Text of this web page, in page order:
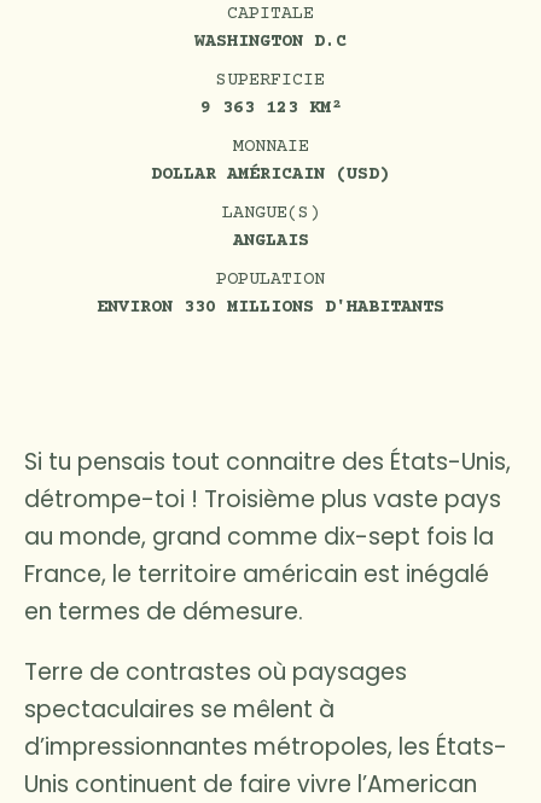
CAPITALE
WASHINGTON D.C
SUPERFICIE
9 363 123 KM²
MONNAIE
DOLLAR AMÉRICAIN (USD)
LANGUE(S)
ANGLAIS
POPULATION
ENVIRON 330 MILLIONS D'HABITANTS
Si tu pensais tout connaitre des États-Unis,
détrompe-toi ! Troisième plus vaste pays
au monde, grand comme dix-sept fois la
France, le territoire américain est inégalé
en termes de démesure.
Terre de contrastes où paysages
spectaculaires se mêlent à
d’impressionnantes métropoles, les États-
Unis continuent de faire vivre l’American